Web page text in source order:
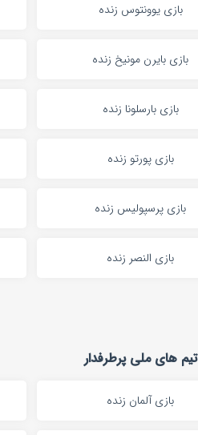
بازی یوونتوس زنده
بازی بایرن مونیخ زنده
بازی بارسلونا زنده
بازی پورتو زنده
بازی پرسپولیس زنده
بازی النصر زنده
تیم های ملی پرطرفدار
بازی آلمان زنده